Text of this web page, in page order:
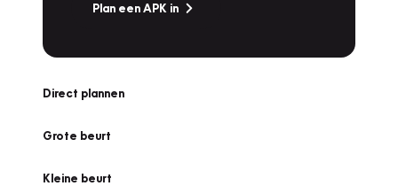
Plan een APK in
Direct plannen
Grote beurt
Kleine beurt